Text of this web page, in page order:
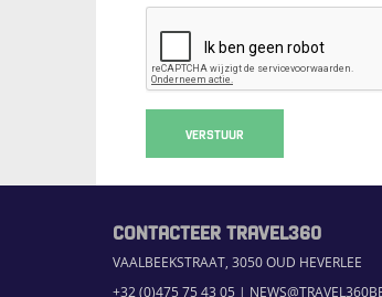
VERSTUUR
CONTACTEER TRAVEL360
VAALBEEKSTRAAT, 3050 OUD HEVERLEE
+32 (0)475 75 43 05 |